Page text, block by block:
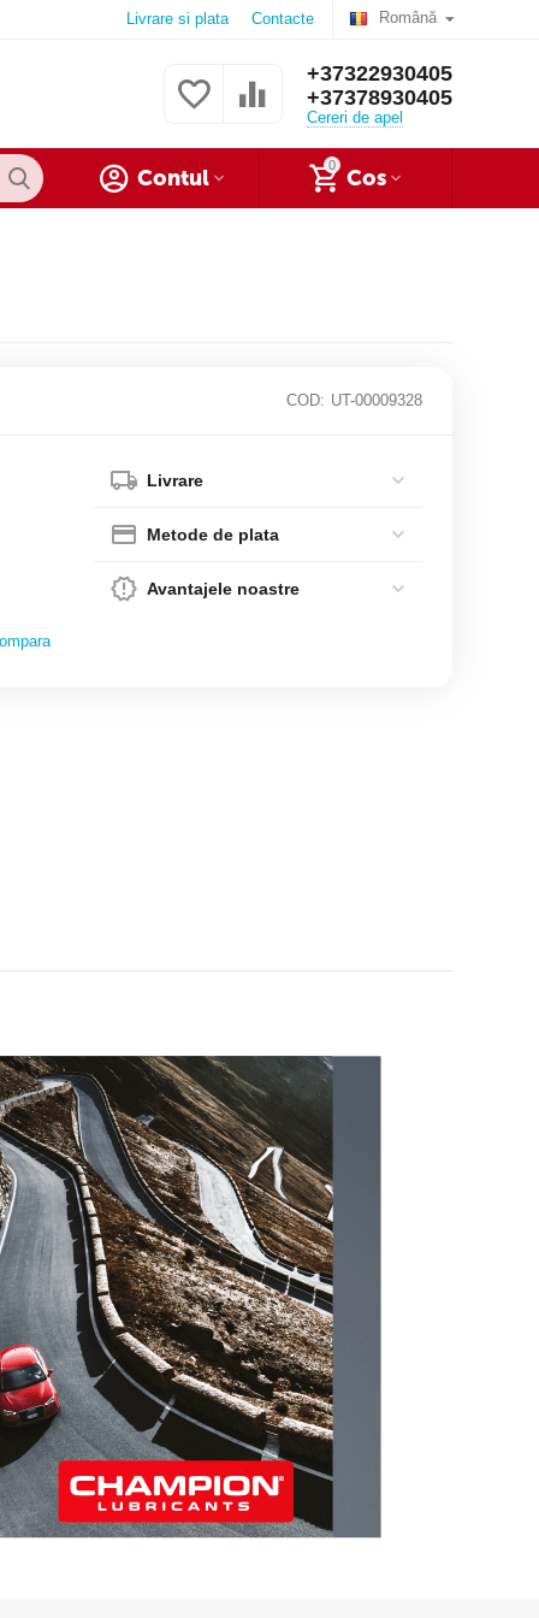
Română
Livrare si plata Contacte
+37322930405
+37378930405
Cereri de apel
0
Cos
Contul
COD: UT-00009328
Livrare
Metode de plata
Avantajele noastre